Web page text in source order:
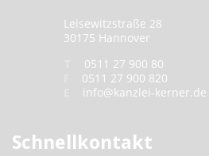
Leisewitzstraße 28
30175 Hannover
0511 27 900 80
0511 27 900 820
info@kanzlei-kerner.de
Schnellkontakt